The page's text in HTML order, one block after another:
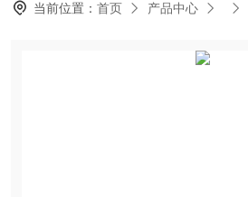
当前位置：首页 产品中心